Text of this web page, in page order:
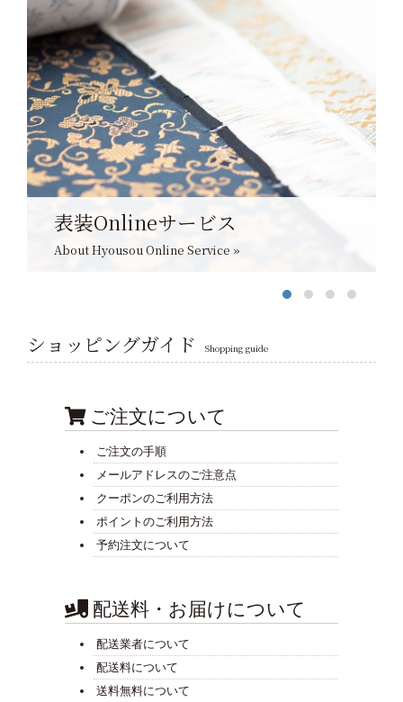
表装Onlineサービス
About Hyousou Online Service »
ショッピングガイド Shopping guide
ご注文について
ご注文の手順
メールアドレスのご注意点
クーポンのご利用方法
ポイントのご利用方法
予約注文について
配送料・お届けについて
配送業者について
配送料について
送料無料について